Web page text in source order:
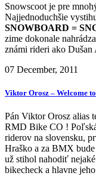
Snowscoot je pre
Najjednoduchšie
SNOWBOARD =
zime dokonale
známi rideri ako
07 December, 2011
Viktor Orosz – Welcome
Pán Viktor Orosz alias
RMD Bike CO !
riderov na slovensku,
Hraško a za BMX
už stihol nahodiť
bikecheck a hlavne